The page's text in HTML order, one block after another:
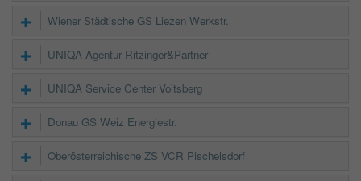
Wiener Städtische GS Liezen Werkstr.
UNIQA Agentur Ritzinger&Partner
UNIQA Service Center Voitsberg
Donau GS Weiz Energiestr.
Oberösterreichische ZS VCR Pischelsdorf